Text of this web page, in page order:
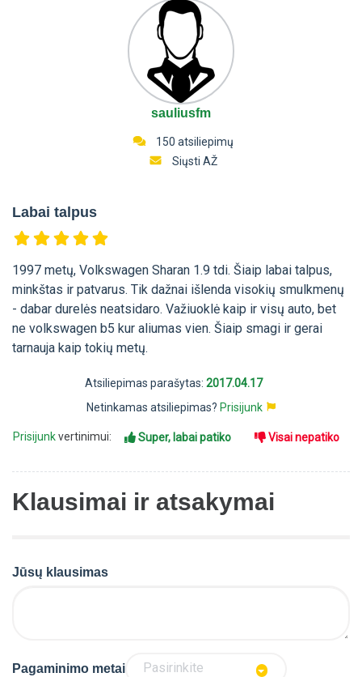
sauliusfm
150 atsiliepimų
Siųsti AŽ
Labai talpus
1997 metų, Volkswagen Sharan 1.9 tdi. Šiaip labai talpus,
minkštas ir patvarus. Tik dažnai išlenda visokių smulkmenų
- dabar durelės neatsidaro. Važiuoklė kaip ir visų auto, bet
ne volkswagen b5 kur aliumas vien. Šiaip smagi ir gerai
tarnauja kaip tokių metų.
Atsiliepimas parašytas: 2017.04.17
Netinkamas atsiliepimas? Prisijunk
Prisijunkvertinimui: Super, labai patiko Visai nepatiko
Klausimai ir atsakymai
Jūsų klausimas
Pagaminimo metai Pasirinkite